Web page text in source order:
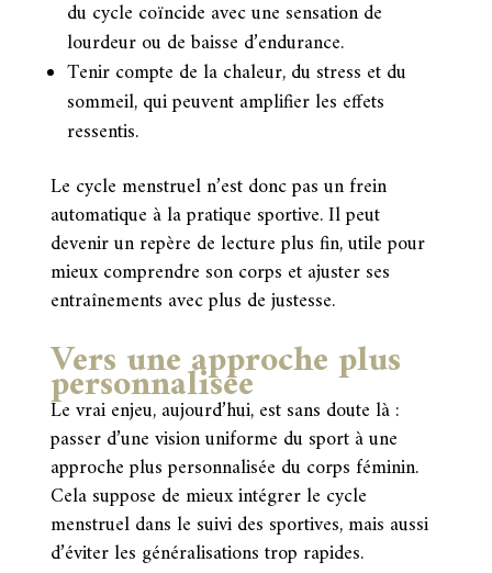
du cycle coïncide avec une sensation de
lourdeur ou de baisse d’endurance.
Tenir compte de la chaleur, du stress et du
sommeil, qui peuvent amplifier les effets
ressentis.
Le cycle menstruel n’est donc pas un frein
automatique à la pratique sportive. Il peut
devenir un repère de lecture plus fin, utile pour
mieux comprendre son corps et ajuster ses
entraînements avec plus de justesse.
Vers une approche plus
personnalisée
Le vrai enjeu, aujourd’hui, est sans doute là :
passer d’une vision uniforme du sport à une
approche plus personnalisée du corps féminin.
Cela suppose de mieux intégrer le cycle
menstruel dans le suivi des sportives, mais aussi
d’éviter les généralisations trop rapides.